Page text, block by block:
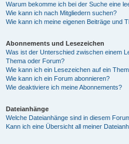
Warum bekomme ich bei der Suche eine
Wie kann ich nach Mitgliedern suchen?
Wie kann ich meine eigenen Beiträge und
Abonnements und Lesezeichen
Was ist der Unterschied zwischen einem
Thema oder Forum?
Wie kann ich ein Lesezeichen auf ein
Wie kann ich ein Forum abonnieren?
Wie deaktiviere ich meine Abonnements?
Dateianhänge
Welche Dateianhänge sind in diesem
Kann ich eine Übersicht all meiner